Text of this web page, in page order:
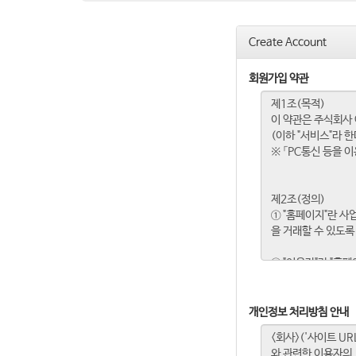
Create Account
회원가입 약관
개인정보 처리방침 안내